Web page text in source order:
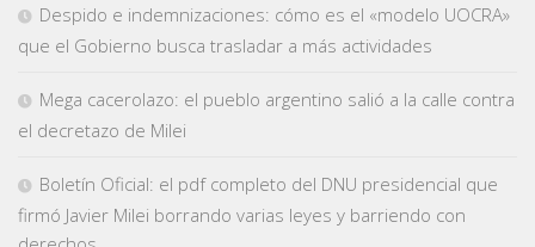
Despido e indemnizaciones: cómo es el «modelo UOCRA»
que el Gobierno busca trasladar a más actividades
Mega cacerolazo: el pueblo argentino salió a la calle contra
el decretazo de Milei
Boletín Oficial: el pdf completo del DNU presidencial que
firmó Javier Milei borrando varias leyes y barriendo con